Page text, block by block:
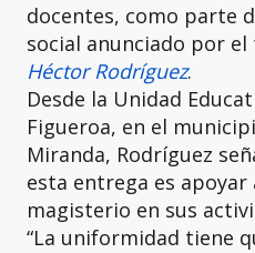
docentes, como parte
social anunciado por
Héctor Rodríguez.
Desde la Unidad
Figueroa, en el
Miranda, Rodríguez
esta entrega es apoyar
magisterio en sus
“La uniformidad tiene